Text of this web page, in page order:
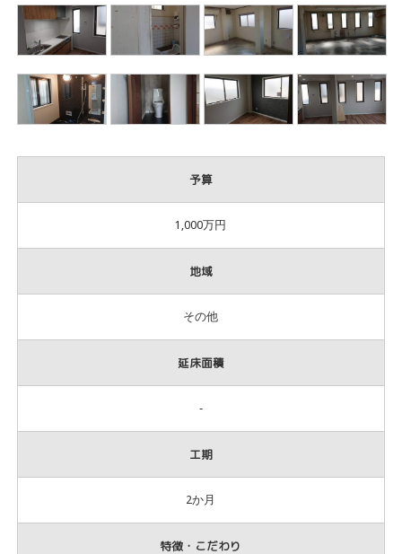
予算
1,000万円
地域
その他
延床面積
‐
工期
2か月
特徴・こだわり